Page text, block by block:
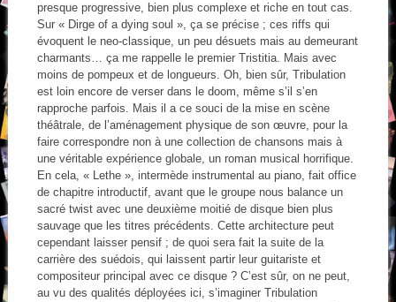
presque progressive, bien plus complexe et riche en tout cas.
Sur « Dirge of a dying soul », ça se précise ; ces riffs qui
évoquent le neo-classique, un peu désuets mais au demeurant
charmants… ça me rappelle le premier Tristitia. Mais avec
moins de pompeux et de longueurs. Oh, bien sûr, Tribulation
est loin encore de verser dans le doom, même s’il s’en
rapproche parfois. Mais il a ce souci de la mise en scène
théâtrale, de l’aménagement physique de son œuvre, pour la
faire correspondre non à une collection de chansons mais à
une véritable expérience globale, un roman musical horrifique.
En cela, « Lethe », intermède instrumental au piano, fait office
de chapitre introductif, avant que le groupe nous balance un
sacré twist avec une deuxième moitié de disque bien plus
sauvage que les titres précédents. Cette architecture peut
cependant laisser pensif ; de quoi sera fait la suite de la
carrière des suédois, qui laissent partir leur guitariste et
compositeur principal avec ce disque ? C’est sûr, on ne peut,
au vu des qualités déployées ici, s’imaginer Tribulation